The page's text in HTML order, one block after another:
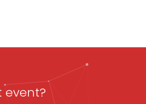
event?